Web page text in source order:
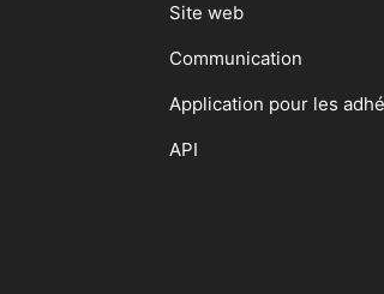
Site web
Communication
Application pour les
API